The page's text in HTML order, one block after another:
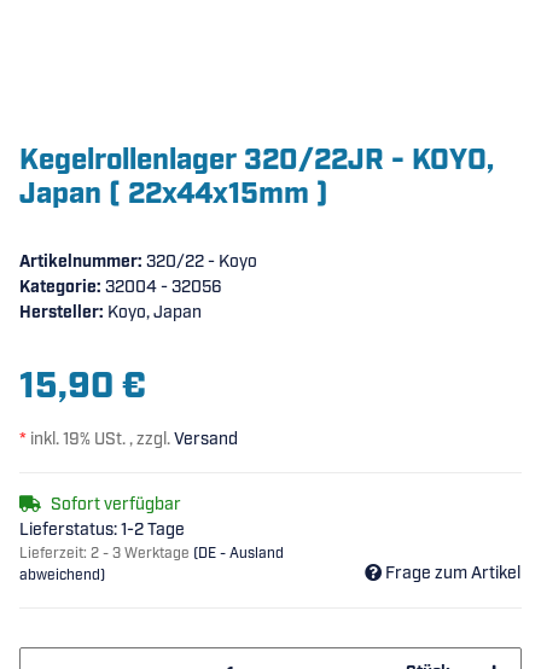
Kegelrollenlager 320/22JR - KOYO,
Japan ( 22x44x15mm )
Artikelnummer: 320/22 - Koyo
Kategorie: 32004 - 32056
Hersteller: Koyo, Japan
15,90 €
* inkl. 19% USt. , zzgl.Versand
Sofort verfügbar
Lieferstatus: 1-2 Tage
Lieferzeit: 2 - 3 Werktage (DE - Ausland
abweichend)
Frage zum Artikel